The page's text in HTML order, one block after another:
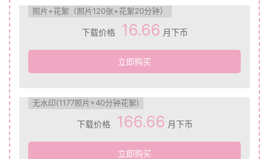
照片+花絮（照片120张+花絮20分钟）
下载价格 16.66 月下币
立即购买
无水印(1177照片+40分钟花絮)
下载价格 166.66 月下币
立即购买